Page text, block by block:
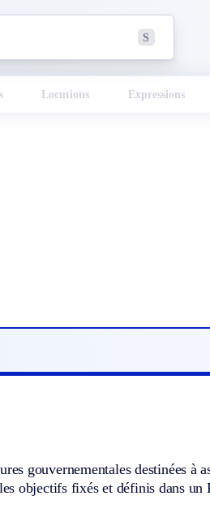
S
Locutions Expressions
gouvernementales destinées à
objectifs fixés et définis dans un